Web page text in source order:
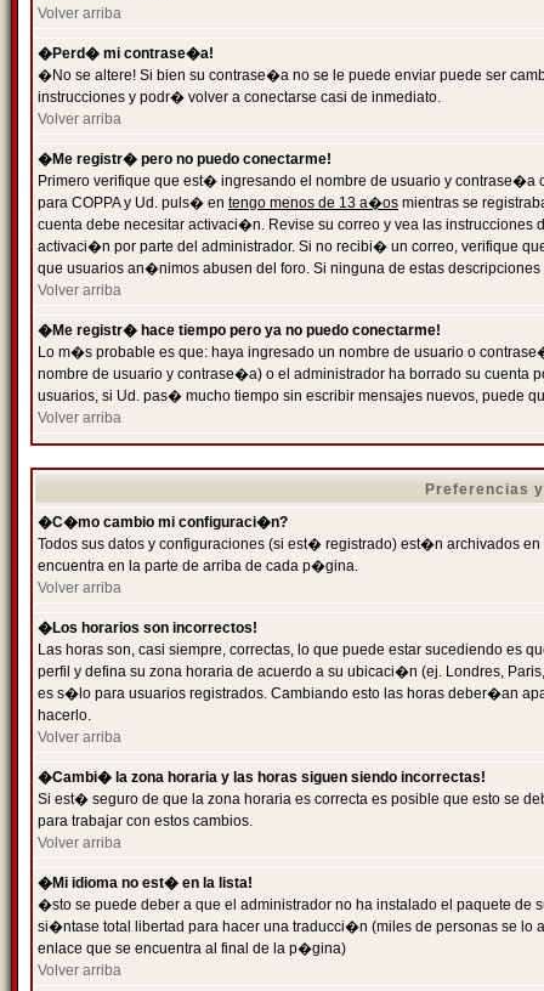
Volver arriba
�Perd� mi contrase�a!
�No se altere! Si bien su contrase�a no se le puede enviar puede ser
instrucciones y podr� volver a conectarse casi de inmediato.
Volver arriba
�Me registr� pero no puedo conectarme!
Primero verifique que est� ingresando el nombre de usuario y
para COPPA y Ud. puls� en tengo menos de 13 a�os mientras se
cuenta debe necesitar activaci�n. Revise su correo y vea las
activaci�n por parte del administrador. Si no recibi� un correo, verifique
que usuarios an�nimos abusen del foro. Si ninguna de estas
Volver arriba
�Me registr� hace tiempo pero ya no puedo conectarme!
Lo m�s probable es que: haya ingresado un nombre de usuario o
nombre de usuario y contrase�a) o el administrador ha borrado su
usuarios, si Ud. pas� mucho tiempo sin escribir mensajes nuevos, puede
Volver arriba
Preferencias
�C�mo cambio mi configuraci�n?
Todos sus datos y configuraciones (si est� registrado) est�n archivados
encuentra en la parte de arriba de cada p�gina.
Volver arriba
�Los horarios son incorrectos!
Las horas son, casi siempre, correctas, lo que puede estar sucediendo es
perfil y defina su zona horaria de acuerdo a su ubicaci�n (ej. Londres,
es s�lo para usuarios registrados. Cambiando esto las horas deber�an
hacerlo.
Volver arriba
�Cambi� la zona horaria y las horas siguen siendo incorrectas!
Si est� seguro de que la zona horaria es correcta es posible que esto se
para trabajar con estos cambios.
Volver arriba
�Mi idioma no est� en la lista!
�sto se puede deber a que el administrador no ha instalado el paquete
si�ntase total libertad para hacer una traducci�n (miles de personas se
enlace que se encuentra al final de la p�gina)
Volver arriba